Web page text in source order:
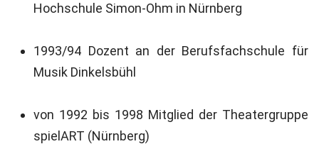
Hochschule Simon-Ohm in Nürnberg
1993/94 Dozent an der Berufsfachschule für
Musik Dinkelsbühl
von 1992 bis 1998 Mitglied der Theatergruppe
spielART (Nürnberg)